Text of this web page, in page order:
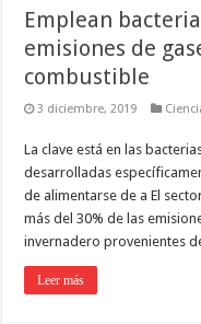
Emplean
emisiones de
combustible
3 diciembre, 2019
La clave está en las
desarrolladas
de alimentarse de a El
más del 30% de las
invernadero provenientes
Leer más